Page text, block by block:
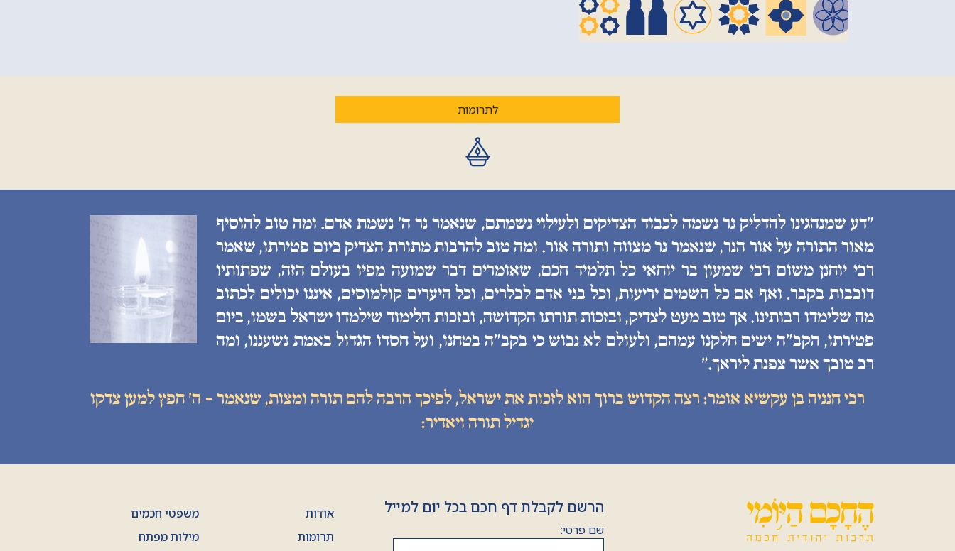
לתרומות
״דע שמנהגינו להדליק נר נשמה לכבוד הצדיקים ולעילוי נשמתם, שנאמר נר ה׳ נשמת אדם. ומה טוב להוסיף
מאור התורה על אור הנר, שנאמר נר מצווה ותורה אור. ומה טוב להרבות מתורת הצדיק ביום פטירתו, שאמר
רבי יוחנן משום רבי שמעון בר יוחאי כל תלמיד חכם, שאומרים דבר שמועה מפיו בעולם הזה, שפתותיו
דובבות בקבר. ואף אם כל השמים יריעות, וכל בני אדם לבלרים, וכל היערים קולמוסים, איננו יכולים לכתוב
מה שלימדו רבותינו. אך טוב מעט לצדיק, ובזכות תורתו הקדושה, ובזכות הלימוד שילמדו ישראל בשמו, ביום
פטירתו, הקב״ה ישים חלקנו עמהם, ולעולם לא נבוש כי בקב״ה בטחנו, ועל חסדו הגדול באמת נשעננו, ומה
רב טובך אשר צפנת ליראך.״
רבי חנניה בן עקשיא אומר: רצה הקדוש ברוך הוא לזכות את ישראל, לפיכך הרבה להם תורה ומצות, שנאמר - ה׳ חפץ למען צדקו
יגדיל תורה ויאדיר:
הרשם לקבלת דף חכם בכל יום למייל
שם פרטי:
אודות
תרומות
משפטי חכמים
מילות מפתח